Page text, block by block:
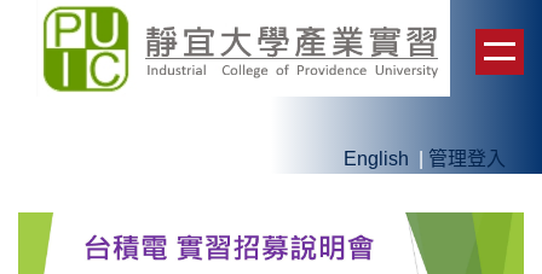
English 管理登入